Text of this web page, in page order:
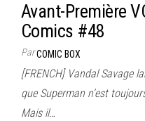
Avant-Première
Comics #48
ParCOMIC BOX
[FRENCH] Vandal Savage
que Superman n’est
Mais il…